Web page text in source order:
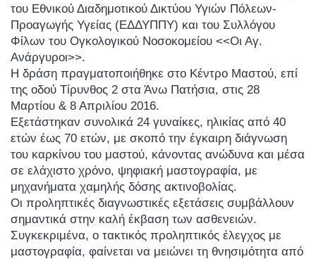
του Εθνικού Διαδημοτικού Δικτύου Υγιών Πόλεων-
Προαγωγής Υγείας (ΕΔΔΥΠΠΥ) και του Συλλόγου
Φίλων του Ογκολογικού Νοσοκομείου <<Οι Αγ.
Ανάργυροι>>.
Η δράση πραγματοποιήθηκε στο Κέντρο Μαστού, επί
της οδού Τίρυνθος 2 στα Άνω Πατήσια, στις 28
Μαρτίου & 8 Απριλίου 2016.
Εξετάστηκαν συνολικά 24 γυναίκες, ηλικίας από 40
ετών έως 70 ετών, με σκοπό την έγκαιρη διάγνωση
του καρκίνου του μαστού, κάνοντας ανώδυνα και μέσα
σε ελάχιστο χρόνο, ψηφιακή μαστογραφία, με
μηχανήματα χαμηλής δόσης ακτινοβολίας.
Οι προληπτικές διαγνωστικές εξετάσεις συμβάλλουν
σημαντικά στην καλή έκβαση των ασθενειών.
Συγκεκριμένα, ο τακτικός προληπτικός έλεγχος με
μαστογραφία, φαίνεται να μειώνει τη θνησιμότητα από